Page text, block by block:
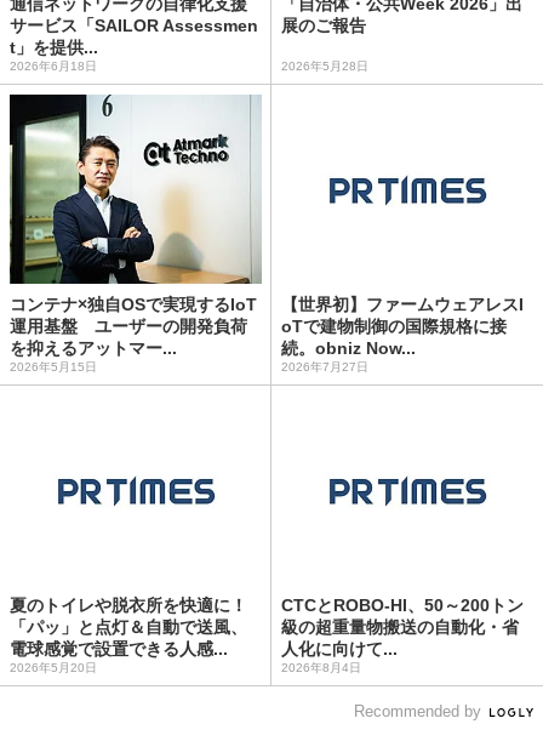
サービス「SAILOR Assessmen
t」を提供...
2026年6月18日
展のご報告
2026年5月28日
コンテナ×独自OSで実現するIoT
運用基盤 ユーザーの開発負荷
を抑えるアットマー...
2026年5月15日
【世界初】ファームウェアレスI
oTで建物制御の国際規格に接
続。obniz Now...
2026年7月27日
夏のトイレや脱衣所を快適に！
「パッ」と点灯＆自動で送風、
電球感覚で設置できる人感...
2026年5月20日
CTCとROBO-HI、50～200トン
級の超重量物搬送の自動化・省
人化に向けて...
2026年8月4日
Recommended by